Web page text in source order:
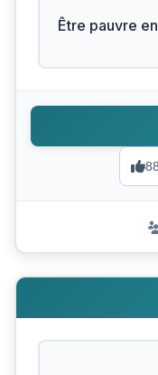
Être pauvre